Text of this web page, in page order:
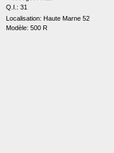
Q.I.: 31
Localisation: Haute Marne 52
Modèle: 500 R